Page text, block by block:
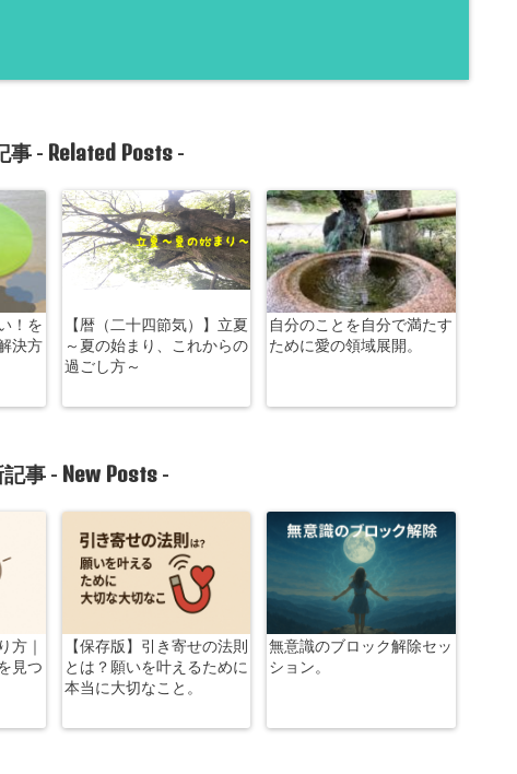
事 - Related Posts-
！を
決方
【暦（二十四節気）】立夏
～夏の始まり、これからの
過ごし方～
自分のことを自分で満たす
ために愛の領域展開。
事 - New Posts -
方｜
見つ
【保存版】引き寄せの法則
とは？願いを叶えるために
本当に大切なこと。
無意識のブロック解除セッ
ション。